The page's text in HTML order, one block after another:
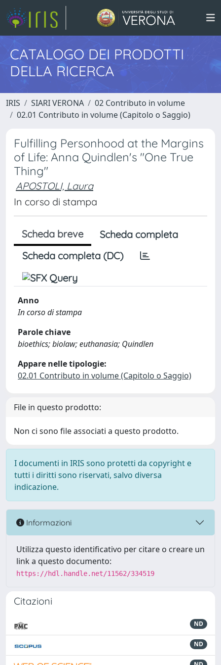
CATALOGO DEI PRODOTTI
DELLA RICERCA
IRIS SIARI VERONA
02 Contributo in volume
02.01 Contributo in volume (Capitolo o Saggio)
Fulfilling Personhood at the Margins
of Life: Anna Quindlen's "One True
Thing"
APOSTOLI, Laura
In corso di stampa
Scheda breve
Scheda completa
Scheda completa (DC)
Anno
In corso di stampa
Parole chiave
bioethics; biolaw; euthanasia; Quindlen
Appare nelle tipologie:
02.01 Contributo in volume (Capitolo o Saggio)
File in questo prodotto:
Non ci sono file associati a questo prodotto.
I documenti in IRIS sono protetti da copyright e
tutti i diritti sono riservati, salvo diversa
indicazione.
Informazioni
Utilizza questo identificativo per citare o creare un
link a questo documento:
https://hdl.handle.net/11562/334519
Citazioni
ND
ND